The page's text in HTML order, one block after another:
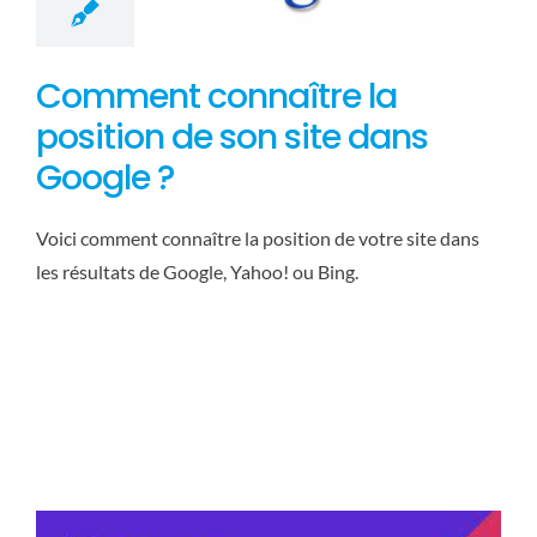
Comment connaître la
position de son site dans
Google ?
Voici comment connaître la position de votre site dans
les résultats de Google, Yahoo! ou Bing.